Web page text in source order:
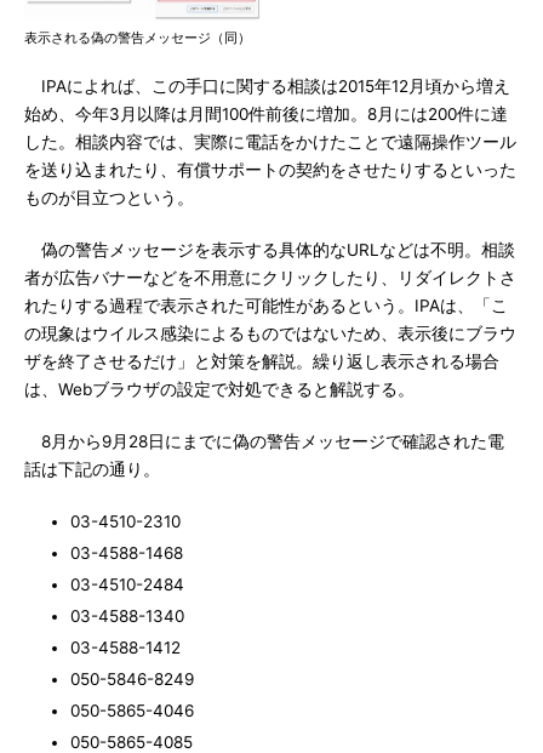
表示される偽の警告メッセージ（同）
IPAによれば、この手口に関する相談は2015年12月頃から増え
始め、今年3月以降は月間100件前後に増加。8月には200件に達
した。相談内容では、実際に電話をかけたことで遠隔操作ツール
を送り込まれたり、有償サポートの契約をさせたりするといった
ものが目立つという。
偽の警告メッセージを表示する具体的なURLなどは不明。相談
者が広告バナーなどを不用意にクリックしたり、リダイレクトさ
れたりする過程で表示された可能性があるという。IPAは、「こ
の現象はウイルス感染によるものではないため、表示後にブラウ
ザを終了させるだけ」と対策を解説。繰り返し表示される場合
は、Webブラウザの設定で対処できると解説する。
8月から9月28日にまでに偽の警告メッセージで確認された電
話は下記の通り。
03-4510-2310
03-4588-1468
03-4510-2484
03-4588-1340
03-4588-1412
050-5846-8249
050-5865-4046
050-5865-4085